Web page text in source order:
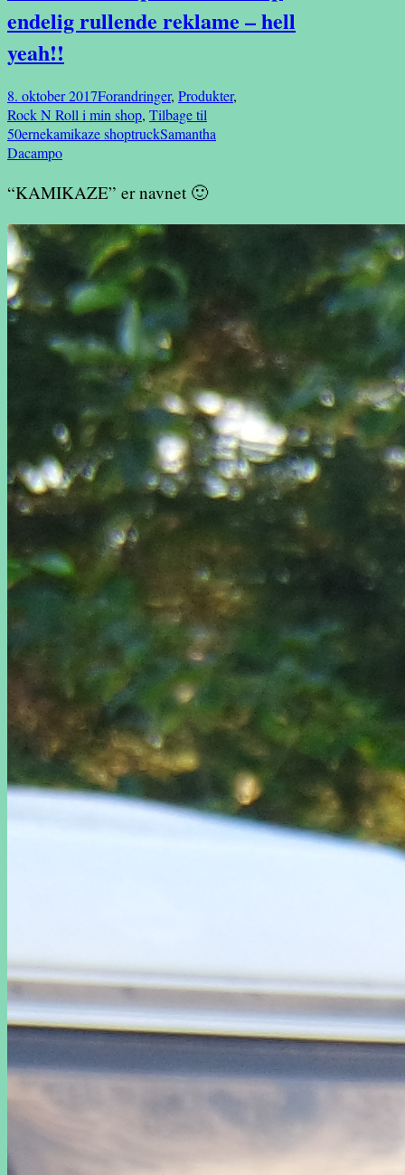
endelig rullende reklame – hell
yeah!!
8. oktober 2017Forandringer, Produkter,
Rock N Roll i min shop, Tilbage til
50ernekamikaze shoptruckSamantha
Dacampo
“KAMIKAZE” er navnet 🙂